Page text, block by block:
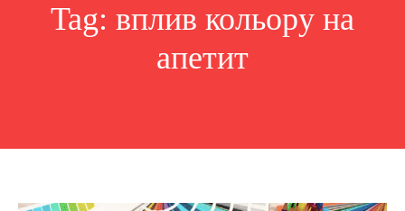
Tag: вплив кольору на
апетит